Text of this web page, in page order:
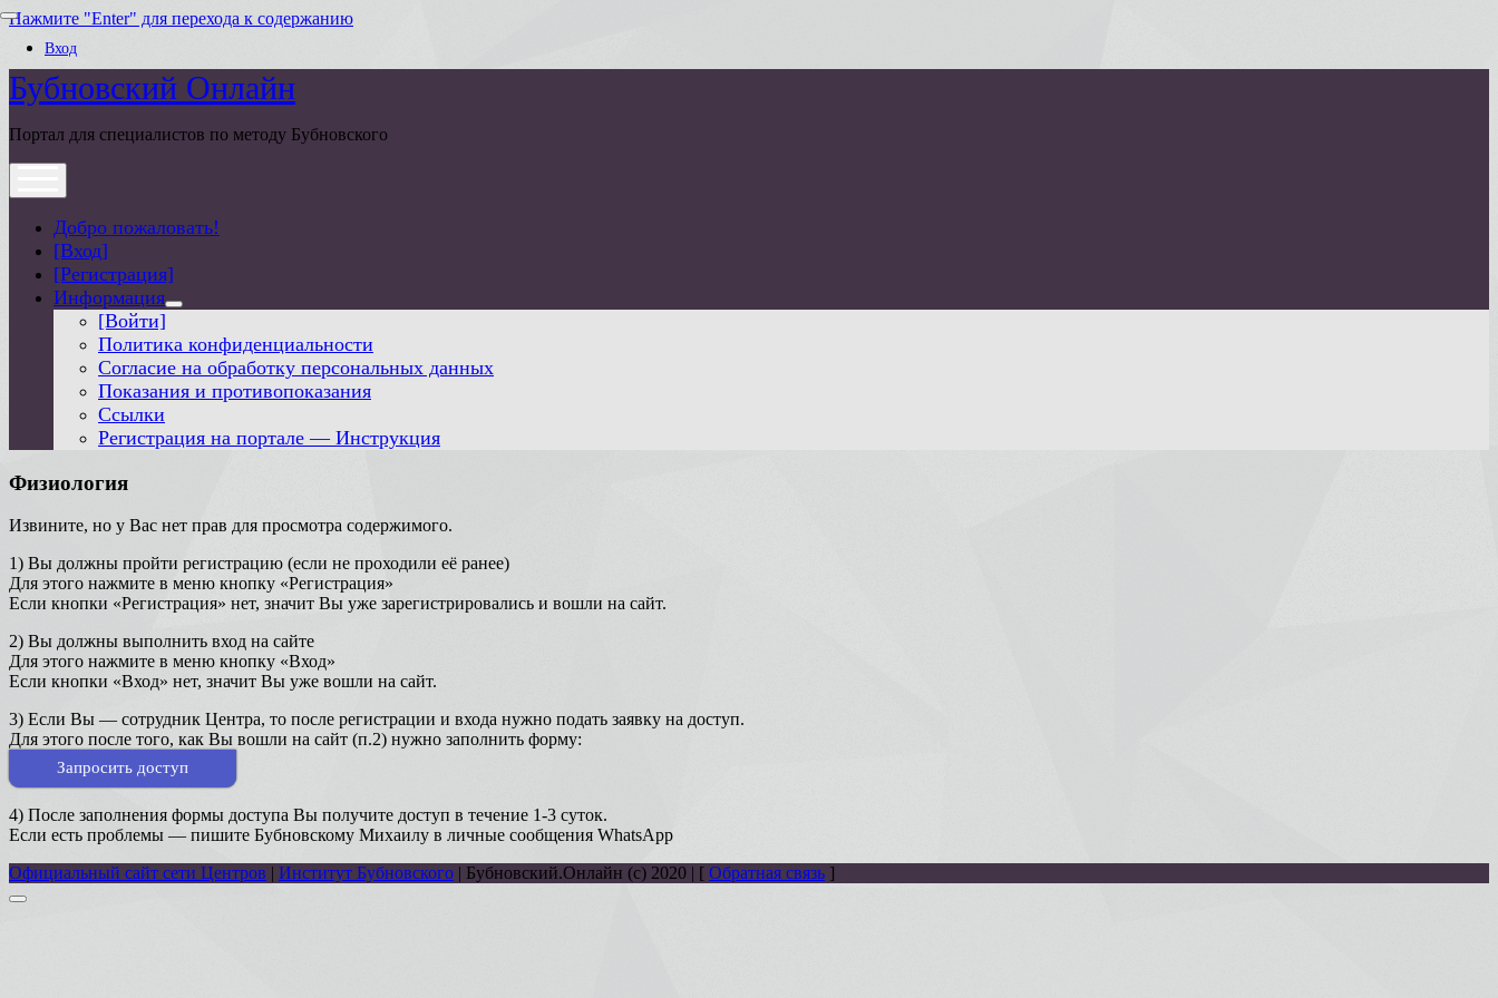
Нажмите "Enter" для перехода к содержанию
open
Вход
Бубновский Онлайн
Портал для специалистов по методу Бубновского
Добро пожаловать!
[Вход]
[Регистрация]
Информация
открыть
меню
[Войти]
Политика конфиденциальности
Согласие на обработку персональных данных
Показания и противопоказания
Ссылки
Регистрация на портале — Инструкция
Физиология
Извините, но у Вас нет прав для просмотра содержимого.
1) Вы должны пройти регистрацию (если не проходили её ранее)
Для этого нажмите в меню кнопку «Регистрация»
Если кнопки «Регистрация» нет, значит Вы уже зарегистрировались и вошли на сайт.
2) Вы должны выполнить вход на сайте
Для этого нажмите в меню кнопку «Вход»
Если кнопки «Вход» нет, значит Вы уже вошли на сайт.
3) Если Вы — сотрудник Центра, то после регистрации и входа нужно подать заявку на доступ.
Для этого после того, как Вы вошли на сайт (п.2) нужно заполнить форму:
Запросить доступ
4) После заполнения формы доступа Вы получите доступ в течение 1-3 суток.
Если есть проблемы — пишите Бубновскому Михаилу в личные сообщения WhatsApp
Официальный сайт сети Центров | Институт Бубновского | Бубновский.Онлайн (с) 2020 | [ Обратная связь ]
Прокрутка